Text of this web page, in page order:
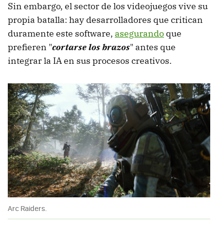
Sin embargo, el sector de los videojuegos vive su
propia batalla: hay desarrolladores que critican
duramente este software, asegurando que
prefieren "cortarse los brazos" antes que
integrar la IA en sus procesos creativos.
Arc Raiders.